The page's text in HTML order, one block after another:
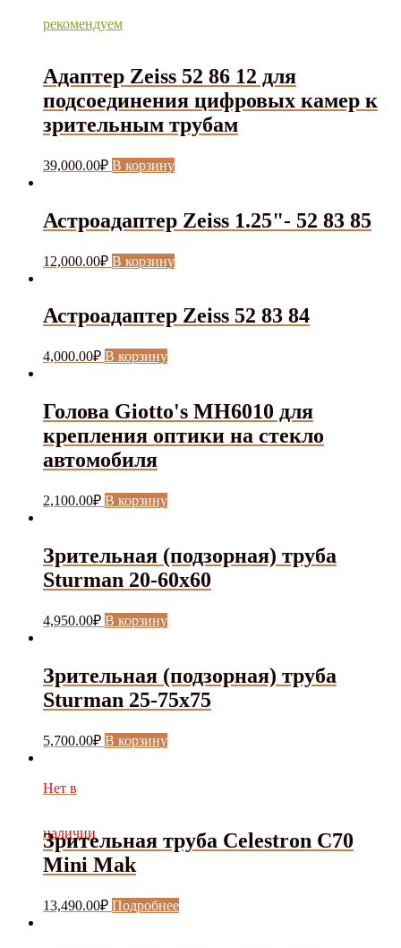
рекомендуем
Адаптер Zeiss 52 86 12 для
подсоединения цифровыx камер к
зрительным трубам
39,000.00₽ В корзину
Астроадаптер Zeiss 1.25"- 52 83 85
12,000.00₽ В корзину
Астроадаптер Zeiss 52 83 84
4,000.00₽ В корзину
Голова Giotto's MH6010 для
крепления оптики на стекло
автомобиля
2,100.00₽ В корзину
Зрительная (подзорная) труба
Sturman 20-60x60
4,950.00₽ В корзину
Зрительная (подзорная) труба
Sturman 25-75x75
5,700.00₽ В корзину
Нет в
наличии
Зрительная труба Celestron C70
Mini Mak
13,490.00₽ Подробнее